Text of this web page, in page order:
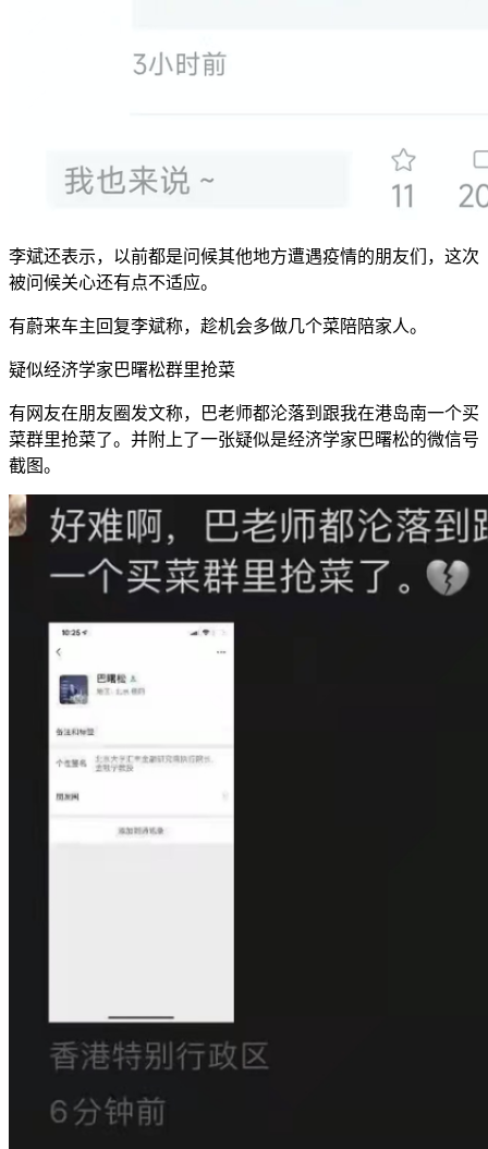
李斌还表示，以前都是问候其他地方遭遇疫情的朋友们，这次
被问候关心还有点不适应。
有蔚来车主回复李斌称，趁机会多做几个菜陪陪家人。
疑似经济学家巴曙松群里抢菜
有网友在朋友圈发文称，巴老师都沦落到跟我在港岛南一个买
菜群里抢菜了。并附上了一张疑似是经济学家巴曙松的微信号
截图。